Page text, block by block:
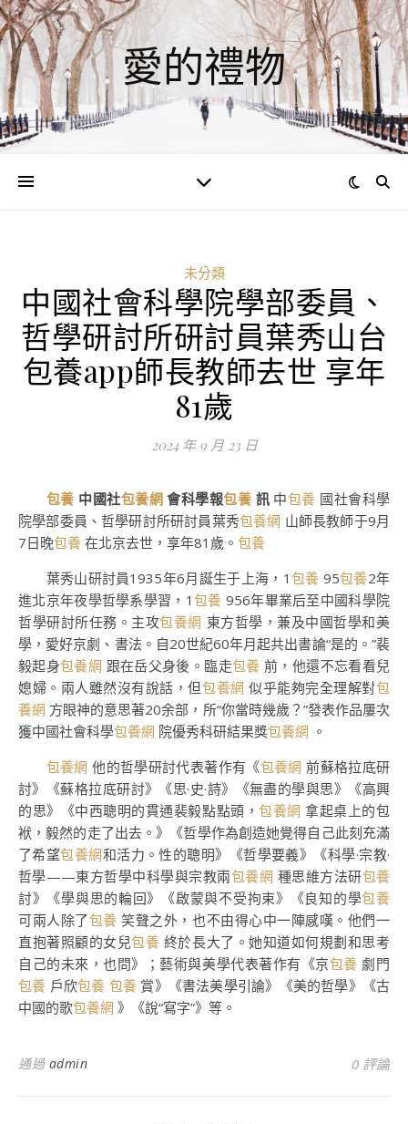
愛的禮物
未分類
中國社會科學院學部委員、
哲學研討所研討員葉秀山台
包養app師長教師去世 享年
81歲
2024 年 9 月 23 日
包養 中國社包養網會科學報包養 訊 中包養 國社會科學
院學部委員、哲學研討所研討員葉秀包養網 山師長教師于9月
7日晚包養 在北京去世，享年81歲。 包養
葉秀山研討員1935年6月誕生于上海，1 包養 95包養2年
進北京年夜學哲學系學習，1 包養 956年畢業后至中國科學院
哲學研討所任務。主攻包養網 東方哲學，兼及中國哲學和美
學，愛好京劇、書法。自20世紀60年月起共出書論“是的。”裴
毅起身包養網 跟在岳父身後。臨走包養 前，他還不忘看看兒
媳婦。兩人雖然沒有說話，但包養網 似乎能夠完全理解對包
養網 方眼神的意思著20余部，所“你當時幾歲？”發表作品屢次
獲中國社會科學包養網 院優秀科研結果獎包養網 。
包養網 他的哲學研討代表著作有《包養網 前蘇格拉底研
討》《蘇格拉底研討》《思·史·詩》《無盡的學與思》《高興
的思》《中西聰明的貫通裴毅點點頭，包養網 拿起桌上的包
袱，毅然的走了出去。》《哲學作為創造她覺得自己此刻充滿
了希望包養網和活力。性的聰明》《哲學要義》《科學·宗教·
哲學——東方哲學中科學與宗教兩包養網 種思維方法研包養
討》《學與思的輪回》《啟蒙與不受拘束》《良知的學包養
可兩人除了包養 笑聲之外，也不由得心中一陣感嘆。他們一
直抱著照顧的女兒包養 終於長大了。她知道如何規劃和思考
自己的未來，也問》；藝術與美學代表著作有《京包養 劇門
包養 戶欣包養 包養 賞》《書法美學引論》《美的哲學》《古
中國的歌包養網 》《說“寫字”》等。
通過 admin 0 評論